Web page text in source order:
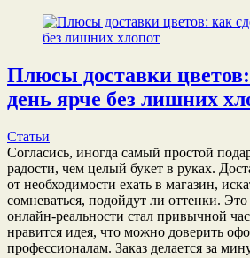
Плюсы доставки цветов:
день ярче без лишних
Статьи
Согласись, иногда самый простой
радости, чем целый букет в руках.
от необходимости ехать в магазин,
сомневаться, подойдут ли оттенки.
онлайн-реальности стал привычной
нравится идея, что можно доверить
профессионалам. Заказ делается за